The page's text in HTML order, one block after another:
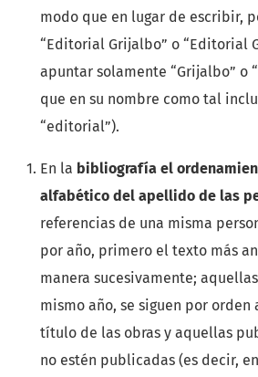
modo que en lugar de escribir,
“Editorial Grijalbo” o “Editorial
apuntar solamente “Grijalbo” o
que en su nombre como tal
“editorial”).
En la bibliografía el
alfabético del apellido de las
referencias de una misma
por año, primero el texto más
manera sucesivamente;
mismo año, se siguen por
título de las obras y aquellas
no estén publicadas (es decir,